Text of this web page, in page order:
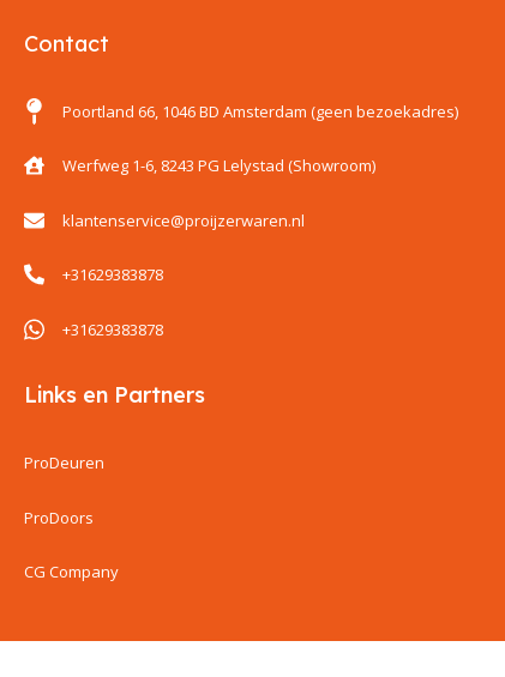
Contact
Poortland 66, 1046 BD Amsterdam (geen bezoekadres)
Werfweg 1-6, 8243 PG Lelystad (Showroom)
klantenservice@proijzerwaren.nl
+31629383878
+31629383878
Links en Partners
ProDeuren
ProDoors
CG Company